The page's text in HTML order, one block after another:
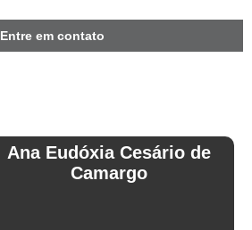
Entre em contato
Ana Eudóxia Cesário de
Camargo